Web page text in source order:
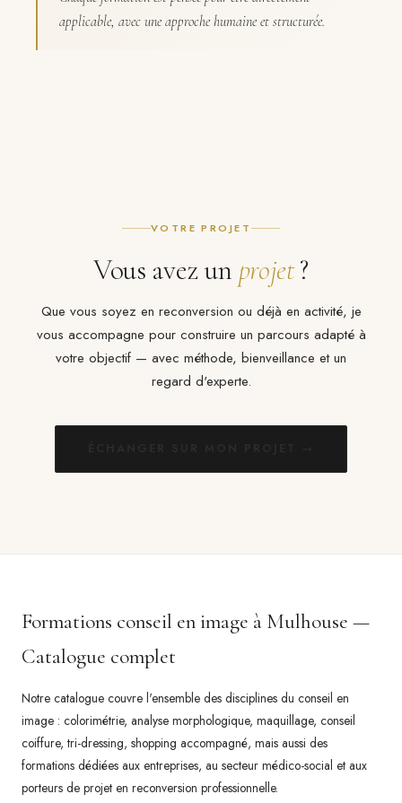
applicable, avec une approche humaine et structurée.
VOTRE PROJET
Vous avez un projet?
Que vous soyez en reconversion ou déjà en activité, je
vous accompagne pour construire un parcours adapté à
votre objectif — avec méthode, bienveillance et un
regard d'experte.
Formations conseil en image à Mulhouse —
Catalogue complet
Notre catalogue couvre l'ensemble des disciplines du conseil en
image : colorimétrie, analyse morphologique, maquillage, conseil
coiffure, tri-dressing, shopping accompagné, mais aussi des
formations dédiées aux entreprises, au secteur médico-social et aux
porteurs de projet en reconversion professionnelle.